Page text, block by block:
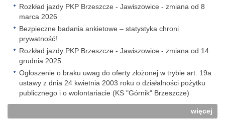
Rozkład jazdy PKP Brzeszcze - Jawiszowice - zmiana od 8
marca 2026
Bezpieczne badania ankietowe – statystyka chroni
prywatność!
Rozkład jazdy PKP Brzeszcze - Jawiszowice - zmiana od 14
grudnia 2025
Ogłoszenie o braku uwag do oferty złożonej w trybie art. 19a
ustawy z dnia 24 kwietnia 2003 roku o działalności pożytku
publicznego i o wolontariacie (KS "Górnik" Brzeszcze)
więcej